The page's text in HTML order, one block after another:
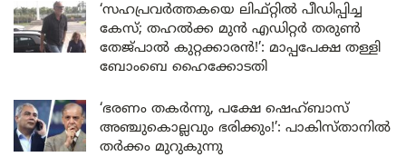
‘സഹപ്രവർത്തകയെ ലിഫ്റ്റിൽ പീഡിപ്പിച്ച
കേസ്; തഹൽക്ക മുൻ എഡിറ്റർ തരുൺ
തേജ്പാൽ കുറ്റക്കാരൻ!’: മാപ്പപേക്ഷ തള്ളി
ബോംബെ ഹൈക്കോടതി
‘ഭരണം തകർന്നു, പക്ഷേ ഷെഹ്ബാസ്
അഞ്ചുകൊല്ലവും ഭരിക്കും!’: പാകിസ്താനിൽ
തർക്കം മുറുകുന്നു